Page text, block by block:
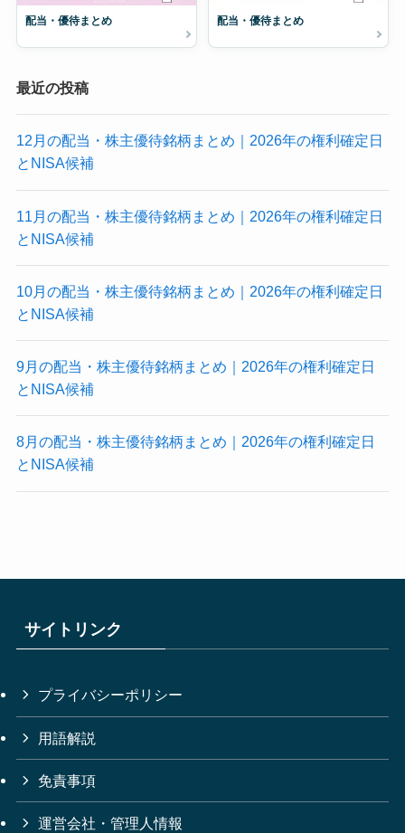
配当・優待まとめ 配当・優待まとめ
最近の投稿
12月の配当・株主優待銘柄まとめ｜2026年の権利確定日
とNISA候補
11月の配当・株主優待銘柄まとめ｜2026年の権利確定日
とNISA候補
10月の配当・株主優待銘柄まとめ｜2026年の権利確定日
とNISA候補
9月の配当・株主優待銘柄まとめ｜2026年の権利確定日
とNISA候補
8月の配当・株主優待銘柄まとめ｜2026年の権利確定日
とNISA候補
サイトリンク
プライバシーポリシー
用語解説
免責事項
運営会社・管理人情報